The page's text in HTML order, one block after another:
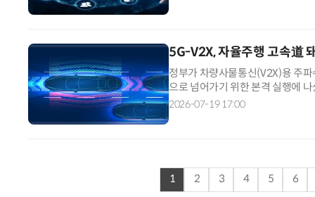
5G-V2X, 자율주행 고속道
정부가 차량사물통신(V2X)용 주
으로 넘어가기 위한 본격 실행에
이제라도, 인공지능(AI)·자율주행
2026-07-19 17:00
1 2 3 4 5 6